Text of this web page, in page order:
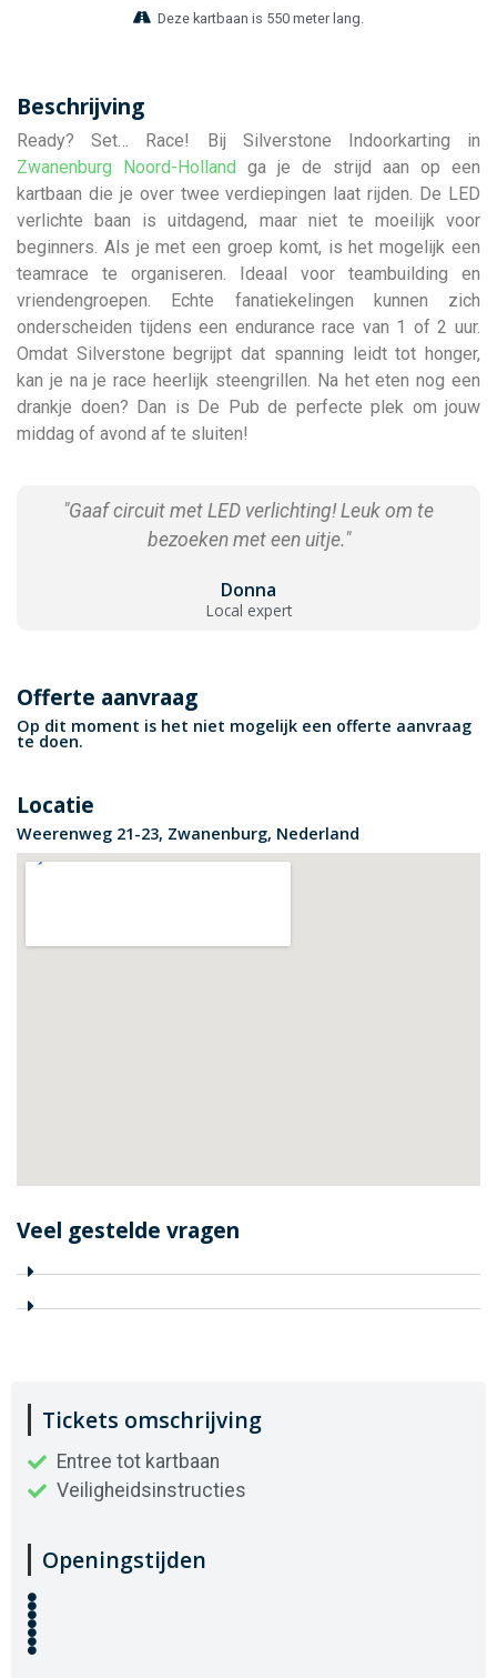
Deze kartbaan is 550 meter lang.
Beschrijving
Ready? Set… Race! Bij Silverstone Indoorkarting in
Zwanenburg
Noord-Holland ga je de strijd aan op een
kartbaan die je over twee verdiepingen laat rijden. De LED
verlichte baan is uitdagend, maar niet te moeilijk voor
beginners. Als je met een groep komt, is het mogelijk een
teamrace te organiseren. Ideaal voor teambuilding en
vriendengroepen. Echte fanatiekelingen kunnen zich
onderscheiden tijdens een endurance race van 1 of 2 uur.
Omdat Silverstone begrijpt dat spanning leidt tot honger,
kan je na je race heerlijk steengrillen. Na het eten nog een
drankje doen? Dan is De Pub de perfecte plek om jouw
middag of avond af te sluiten!
"Gaaf circuit met LED verlichting! Leuk om te
bezoeken met een uitje."
Donna
Local expert
Offerte aanvraag
Op dit moment is het niet mogelijk een offerte aanvraag
te doen.
Locatie
Weerenweg 21-23, Zwanenburg, Nederland
Veel gestelde vragen
Tickets omschrijving
Entree tot kartbaan
Veiligheidsinstructies
Openingstijden